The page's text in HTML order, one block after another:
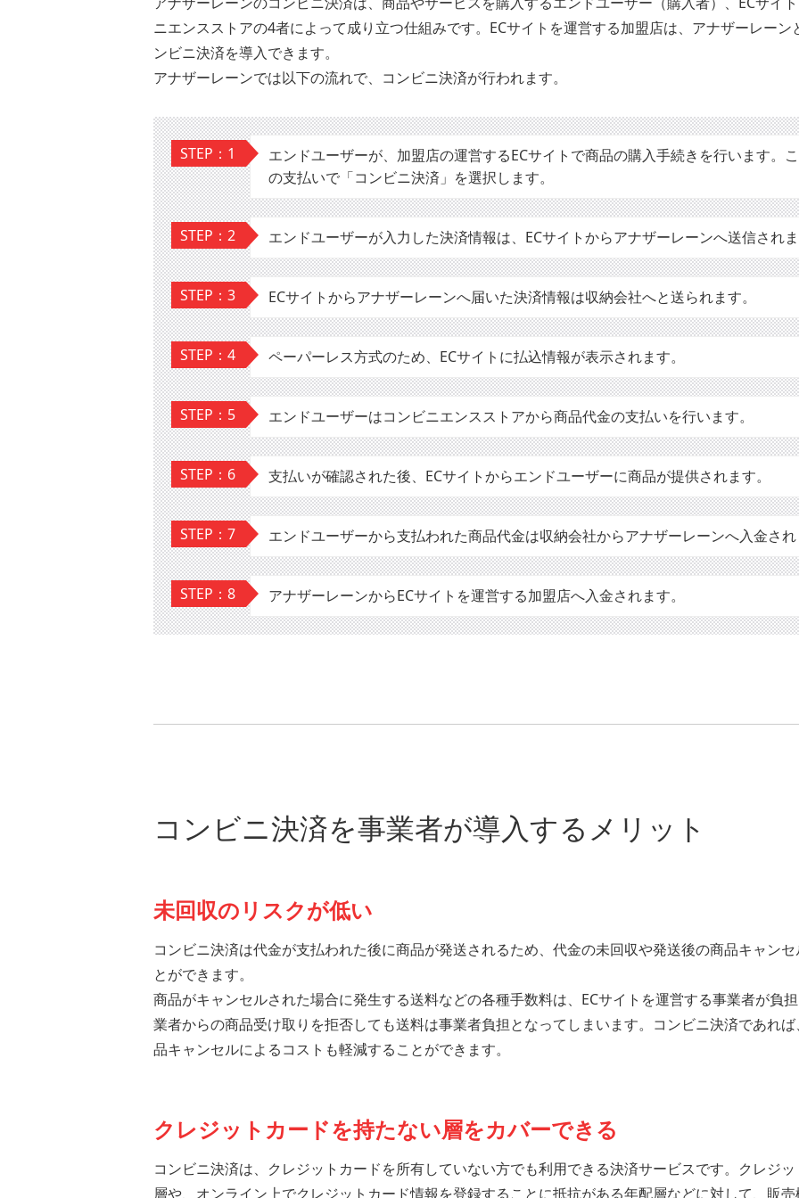
ニエンスストアの4者によって成り立つ仕組みです。ECサイトを運営する加盟店は、アナザーレー
ンビニ決済を導入できます。
アナザーレーンでは以下の流れで、コンビニ決済が行われます。
STEP：1
エンドユーザーが、加盟店の運営するECサイトで商品の購入手続きを行います。
の支払いで「コンビニ決済」を選択します。
STEP：2 エンドユーザーが入力した決済情報は、ECサイトからアナザーレーンへ送信され
STEP：3 ECサイトからアナザーレーンへ届いた決済情報は収納会社へと送られます。
STEP：4 ペーパーレス方式のため、ECサイトに払込情報が表示されます。
STEP：5 エンドユーザーはコンビニエンスストアから商品代金の支払いを行います。
STEP：6 支払いが確認された後、ECサイトからエンドユーザーに商品が提供されます。
STEP：7 エンドユーザーから支払われた商品代金は収納会社からアナザーレーンへ入金さ
STEP：8 アナザーレーンからECサイトを運営する加盟店へ入金されます。
コンビニ決済を事業者が導入するメリット
未回収のリスクが低い
コンビニ決済は代金が支払われた後に商品が発送されるため、代金の未回収や発送後の商品キャン
とができます。
商品がキャンセルされた場合に発生する送料などの各種手数料は、ECサイトを運営する事業者が負
業者からの商品受け取りを拒否しても送料は事業者負担となってしまいます。コンビニ決済であれ
品キャンセルによるコストも軽減することができます。
クレジットカードを持たない層をカバーできる
コンビニ決済は、クレジットカードを所有していない方でも利用できる決済サービスです。クレジ
層や、オンライン上でクレジットカード情報を登録することに抵抗がある年配層などに対して、販